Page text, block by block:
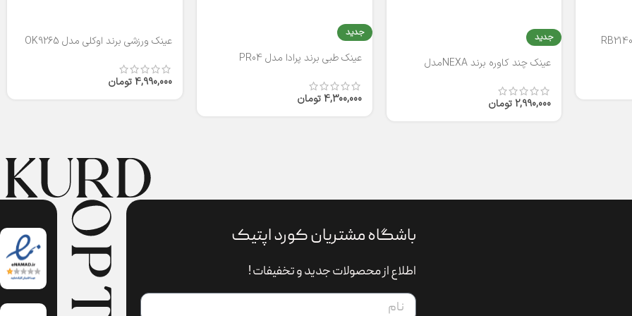
جدید
عینک چند کاوره برند NEXAمدل
2,990,000 تومان
جدید
عینک طبی برند پرادا مدل PR04
4,300,000 تومان
عینک ورزشی برند اوکلی مدل OK9265
4,990,000 تومان
باشگاه مشتریان کورد اپتیک
اطلاع از محصولات جدید و تخفیفات !